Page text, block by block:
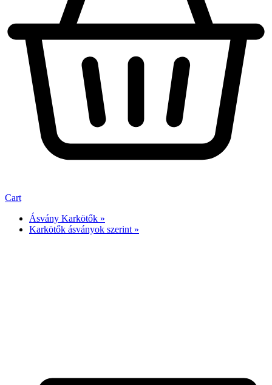
Cart
Ásvány Karkötők »
Karkötők ásványok szerint »